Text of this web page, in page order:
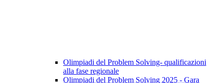
Olimpiadi del Problem Solving- qualificazioni
alla fase regionale
Olimpiadi del Problem Solving 2025 - Gara